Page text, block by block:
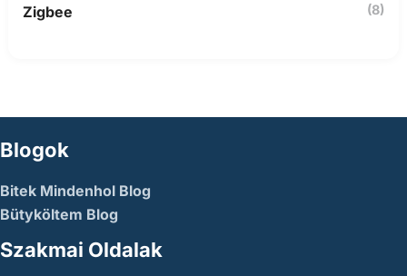
Zigbee (8)
Blogok
Bitek Mindenhol Blog
Bütyköltem Blog
Szakmai Oldalak